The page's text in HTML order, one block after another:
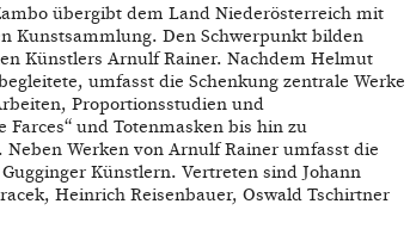
übergibt dem Land Niederösterreich mit
Kunstsammlung. Den Schwerpunkt bilden
Künstlers Arnulf Rainer. Nachdem Helmut
umfasst die Schenkung zentrale Werke
Proportionsstudien und
und Totenmasken bis hin zu
Werken von Arnulf Rainer umfasst die
Künstlern. Vertreten sind Johann
Heinrich Reisenbauer, Oswald Tschirtner